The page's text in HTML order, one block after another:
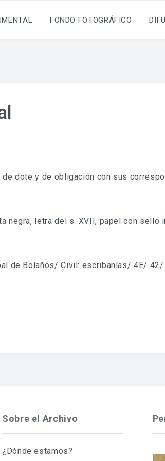
FONDO FOTOGRÁFICO
dote y de obligación con sus
negra, letra del s. XVII, papel con sello
de Bolaños/ Civil: escribanías/ 4E/
Sobre el Archivo
¿Dónde estamos?